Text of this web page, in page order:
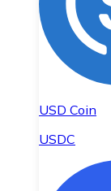
USD Coin
USDC